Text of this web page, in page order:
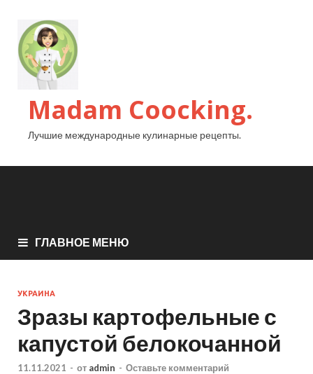
Madam Coocking.
Лучшие международные кулинарные рецепты.
ГЛАВНОЕ МЕНЮ
УКРАИНА
Зразы картофельные с
капустой белокочанной
11.11.2021 - от admin - Оставьте комментарий